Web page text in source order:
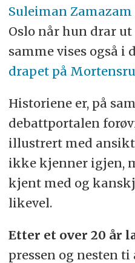
Suleiman Zamazam
Oslo når hun drar ut
samme vises også i
drapet på
Historiene er, på
debattportalen
illustrert med
ikke kjenner igjen,
kjent med og
likevel.
Etter et over 20 år
pressen og nesten ti